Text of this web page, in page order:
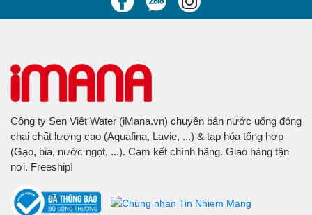
Công ty Sen Việt Water (iMana.vn) chuyên bán nước uống đóng
chai chất lượng cao (Aquafina, Lavie, ...) & tạp hóa tổng hợp
(Gạo, bia, nước ngọt, ...). Cam kết chính hãng. Giao hàng tận
nơi. Freeship!